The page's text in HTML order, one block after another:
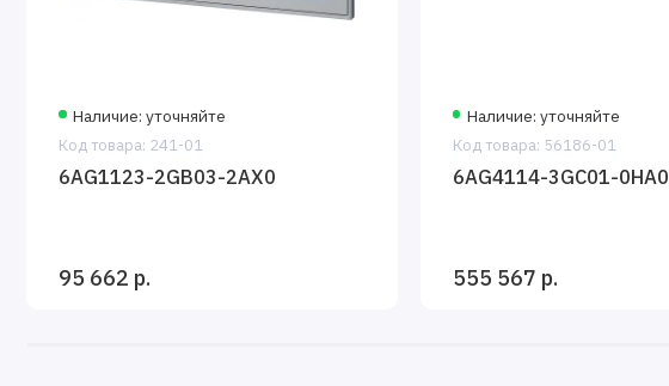
Наличие: уточняйте
Код товара: 241-01
6AG1123-2GB03-2AX0
95 662 р.
Наличие: уточняйте
Код товара: 56186-01
6AG4114-3GC01-0HA0
555 567 р.